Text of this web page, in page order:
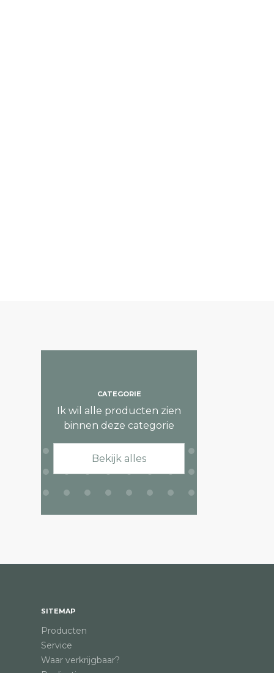
CATEGORIE
Ik wil alle producten zien
binnen deze categorie
Bekijk alles
SITEMAP
Producten
Service
Waar verkrijgbaar?